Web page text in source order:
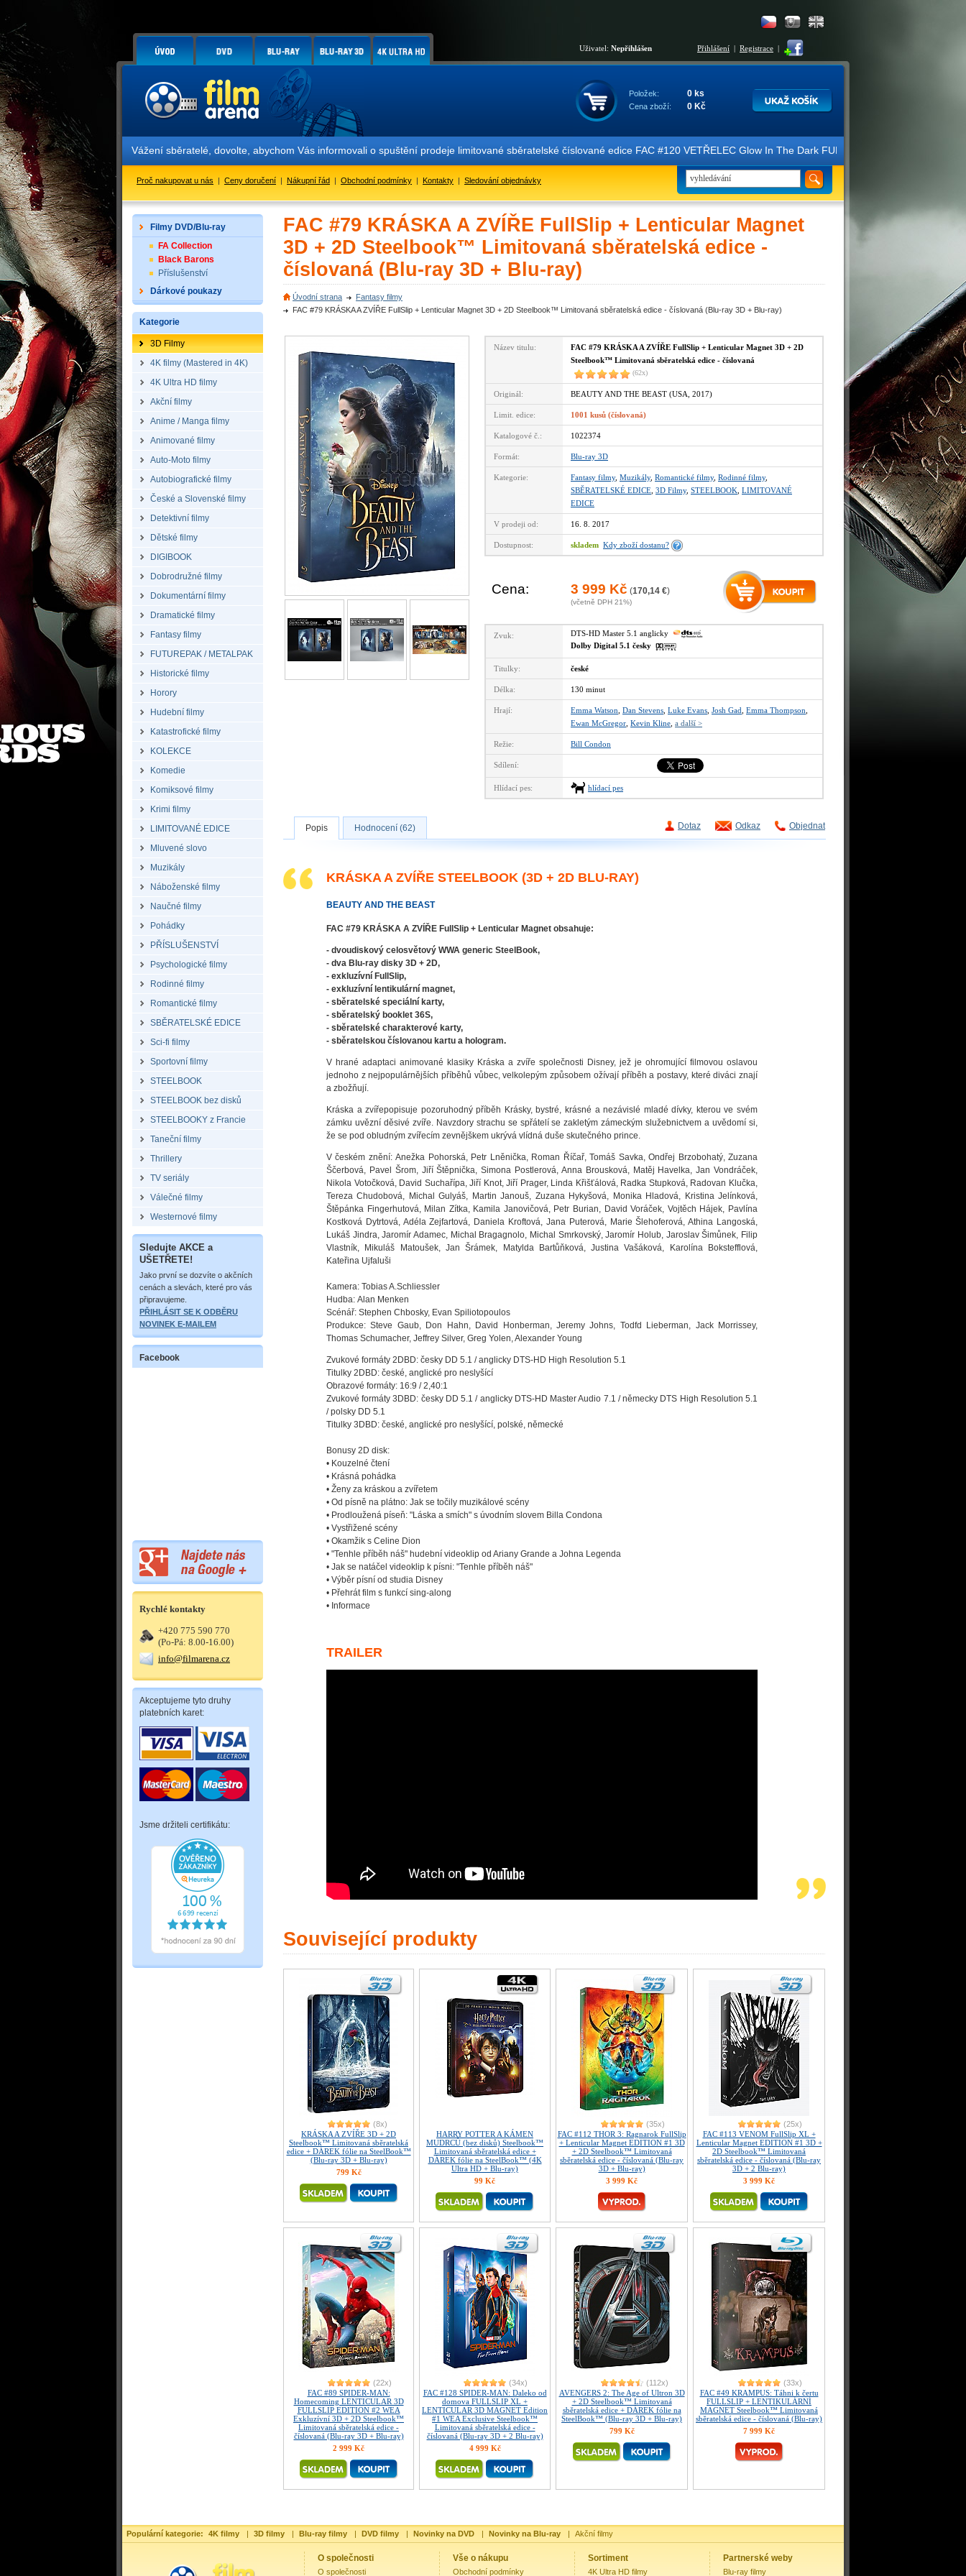
Uživatel: Nepřihlášen Přihlášení | Registrace |
Položek: 0 ks
Cena zboží: 0 Kč
Vážení sběratelé, dovolte, abychom Vás informovali o spuštění prodeje limitované sběratelské číslované edice FAC #120 VETŘELEC Glow In The Dark FULLSLIP XL EDITION #3 4K
Proč nakupovat u nás | Ceny doručení | Nákupní řád | Obchodní podmínky | Kontakty | Sledování objednávky
Filmy DVD/Blu-ray
FA Collection
Black Barons
Příslušenství
Dárkové poukazy
Kategorie
3D Filmy
4K filmy (Mastered in 4K)
4K Ultra HD filmy
Akční filmy
Anime / Manga filmy
Animované filmy
Auto-Moto filmy
Autobiografické filmy
České a Slovenské filmy
Detektivní filmy
Dětské filmy
DIGIBOOK
Dobrodružné filmy
Dokumentární filmy
Dramatické filmy
Fantasy filmy
FUTUREPAK / METALPAK
Historické filmy
Horory
Hudební filmy
Katastrofické filmy
KOLEKCE
Komedie
Komiksové filmy
Krimi filmy
LIMITOVANÉ EDICE
Mluvené slovo
Muzikály
Náboženské filmy
Naučné filmy
Pohádky
PŘÍSLUŠENSTVÍ
Psychologické filmy
Rodinné filmy
Romantické filmy
SBĚRATELSKÉ EDICE
Sci-fi filmy
Sportovní filmy
STEELBOOK
STEELBOOK bez disků
STEELBOOKY z Francie
Taneční filmy
Thrillery
TV seriály
Válečné filmy
Westernové filmy
Sledujte AKCE a
UŠETŘETE!
Jako první se dozvíte o akčních
cenách a slevách, které pro vás
připravujeme.
PŘIHLÁSIT SE K ODBĚRU
NOVINEK E-MAILEM
Facebook
Rychlé kontakty
+420 775 590 770
(Po-Pá: 8.00-16.00)
info@filmarena.cz
Akceptujeme tyto druhy
platebních karet:
Jsme držiteli certifikátu:
FAC #79 KRÁSKA A ZVÍŘE FullSlip + Lenticular Magnet
3D + 2D Steelbook™ Limitovaná sběratelská edice -
číslovaná (Blu-ray 3D + Blu-ray)
Úvodní strana
Fantasy filmy
FAC #79 KRÁSKA A ZVÍŘE FullSlip + Lenticular Magnet 3D + 2D Steelbook™ Limitovaná sběratelská edice - číslovaná (Blu-ray 3D + Blu-ray)
Název titulu:
FAC #79 KRÁSKA A ZVÍŘE FullSlip + Lenticular Magnet 3D + 2D
Steelbook™ Limitovaná sběratelská edice - číslovaná
(62x)
Originál: BEAUTY AND THE BEAST (USA, 2017)
Limit. edice: 1001 kusů (číslovaná)
Katalogové č.: 1022374
Formát: Blu-ray 3D
Kategorie: Fantasy filmy, Muzikály, Romantické filmy, Rodinné filmy,
SBĚRATELSKÉ EDICE 3D Filmy, STEELBOOK LIMITOVANÉ
EDICE
V prodeji od: 16. 8. 2017
Dostupnost: skladem Kdy zboží dostanu?
Cena: 3 999 Kč (170,14 €)
(včetně DPH 21%)
Zvuk:
DTS-HD Master 5.1 anglicky
Dolby Digital 5.1 česky
Titulky: české
Délka: 130 minut
Hrají: Emma Watson Dan Stevens Luke Evans Josh Gad Emma Thompson
Ewan McGregor Kevin Kline a další >
Režie: Bill Condon
Sdílení:
Hlídací pes: hlídací pes
Dotaz Odkaz Objednat
Popis Hodnocení (62)
KRÁSKA A ZVÍŘE STEELBOOK (3D + 2D BLU-RAY)
BEAUTY AND THE BEAST
FAC #79 KRÁSKA A ZVÍŘE FullSlip + Lenticular Magnet obsahuje:
- dvoudiskový celosvětový WWA generic SteelBook,
- dva Blu-ray disky 3D + 2D,
- exkluzívní FullSlip,
- exkluzívní lentikulární magnet,
- sběratelské speciální karty,
- sběratelský booklet 36S,
- sběratelské charakterové karty,
- sběratelskou číslovanou kartu a hologram.
V hrané adaptaci animované klasiky Kráska a zvíře společnosti Disney, jež je ohromující filmovou oslavou
jednoho z nejpopulárnějších příběhů vůbec, velkolepým způsobem ožívají příběh a postavy, které diváci znají
a zbožňují.
Kráska a zvířepopisuje pozoruhodný příběh Krásky, bystré, krásné a nezávislé mladé dívky, kterou ve svém
zámku uvězní děsivé zvíře. Navzdory strachu se spřátelí se zakletým zámeckým služebnictvem a uvědomí si,
že se pod obludným zvířecím zevnějškem ukrývá vlídná duše skutečného prince.
V českém znění: Anežka Pohorská, Petr Lněnička, Roman Říčař, Tomáš Savka, Ondřej Brzobohatý, Zuzana
Ščerbová, Pavel Šrom, Jiří Štěpnička, Simona Postlerová, Anna Brousková, Matěj Havelka, Jan Vondráček,
Nikola Votočková, David Suchařípa, Jiří Knot, Jiří Prager, Linda Křišťálová, Radka Stupková, Radovan Klučka,
Tereza Chudobová, Michal Gulyáš, Martin Janouš, Zuzana Hykyšová, Monika Hladová, Kristina Jelínková,
Štěpánka Fingerhutová, Milan Zítka, Kamila Janovičová, Petr Burian, David Voráček, Vojtěch Hájek, Pavlína
Kostková Dytrtová, Adéla Zejfartová, Daniela Kroftová, Jana Puterová, Marie Šlehoferová, Athina Langoská,
Lukáš Jindra, Jaromír Adamec, Michal Bragagnolo, Michal Smrkovský, Jaromír Holub, Jaroslav Šimůnek, Filip
Vlastník, Mikuláš Matoušek, Jan Šrámek, Matylda Bartůňková, Justina Vašáková, Karolína Bokstefflová,
Kateřina Ujfaluši
Kamera: Tobias A.Schliessler
Hudba: Alan Menken
Scénář: Stephen Chbosky, Evan Spiliotopoulos
Produkce: Steve Gaub, Don Hahn, David Honberman, Jeremy Johns, Todfd Lieberman, Jack Morrissey,
Thomas Schumacher, Jeffrey Silver, Greg Yolen, Alexander Young
Zvukové formáty 2DBD: česky DD 5.1 / anglicky DTS-HD High Resolution 5.1
Titulky 2DBD: české, anglické pro neslyšící
Obrazové formáty: 16:9 / 2,40:1
Zvukové formáty 3DBD: česky DD 5.1 / anglicky DTS-HD Master Audio 7.1 / německy DTS High Resolution 5.1
/ polsky DD 5.1
Titulky 3DBD: české, anglické pro neslyšící, polské, německé
Bonusy 2D disk:
• Kouzelné čtení
• Krásná pohádka
• Ženy za kráskou a zvířetem
• Od písně na plátno: Jak se točily muzikálové scény
• Prodloužená píseň: "Láska a smích" s úvodním slovem Billa Condona
• Vystřižené scény
• Okamžik s Celine Dion
• "Tenhle příběh náš" hudební videoklip od Ariany Grande a Johna Legenda
• Jak se natáčel videoklip k písni: "Tenhle příběh náš"
• Výběr písní od studia Disney
• Přehrát film s funkcí sing-along
• Informace
TRAILER
Související produkty
(8x)
KRÁSKA A ZVÍŘE 3D + 2D
Steelbook™ Limitovaná sběratelská
edice + DÁREK fólie na SteelBook™
(Blu-ray 3D + Blu-ray)
799 Kč
HARRY POTTER A KÁMEN
MUDRCŮ (bez disků) Steelbook™
Limitovaná sběratelská edice +
DÁREK fólie na SteelBook™ (4K
Ultra HD + Blu-ray)
99 Kč
(35x)
FAC #112 THOR 3: Ragnarok FullSlip
+ Lenticular Magnet EDITION #1 3D
+ 2D Steelbook™ Limitovaná
sběratelská edice - číslovaná (Blu-ray
3D + Blu-ray)
3 999 Kč
(25x)
FAC #113 VENOM FullSlip XL +
Lenticular Magnet EDITION #1 3D +
2D Steelbook™ Limitovaná
sběratelská edice - číslovaná (Blu-ray
3D + 2 Blu-ray)
3 999 Kč
(22x)
FAC #89 SPIDER-MAN:
Homecoming LENTICULAR 3D
FULLSLIP EDITION #2 WEA
Exkluzívní 3D + 2D Steelbook™
Limitovaná sběratelská edice -
číslovaná (Blu-ray 3D + Blu-ray)
2 999 Kč
(34x)
FAC #128 SPIDER-MAN: Daleko od
domova FULLSLIP XL +
LENTICULAR 3D MAGNET Edition
#1 WEA Exclusive Steelbook™
Limitovaná sběratelská edice -
číslovaná (Blu-ray 3D + 2 Blu-ray)
4 999 Kč
(112x)
AVENGERS 2: The Age of Ultron 3D
+ 2D Steelbook™ Limitovaná
sběratelská edice + DÁREK fólie na
SteelBook™ (Blu-ray 3D + Blu-ray)
799 Kč
(33x)
FAC #49 KRAMPUS: Táhni k čertu
FULLSLIP + LENTIKULÁRNÍ
MAGNET Steelbook™ Limitovaná
sběratelská edice - číslovaná (Blu-ray)
7 999 Kč
Populární kategorie: 4K filmy | 3D filmy | Blu-ray filmy | DVD filmy | Novinky na DVD | Novinky na Blu-ray | Akční filmy
O společnosti
O společnosti
Vše o nákupu
Obchodní podmínky
Sortiment
4K Ultra HD filmy
Partnerské weby
Blu-ray filmy